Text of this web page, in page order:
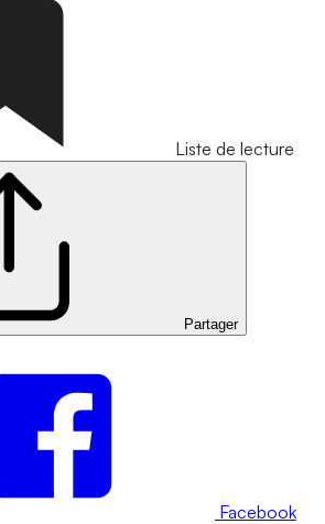
Liste de lecture
Partager
Facebook